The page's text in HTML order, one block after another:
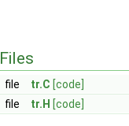
Files
file tr.C [code]
file
tr.H [code]